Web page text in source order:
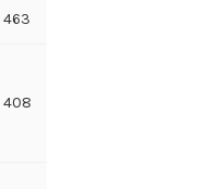
463
408